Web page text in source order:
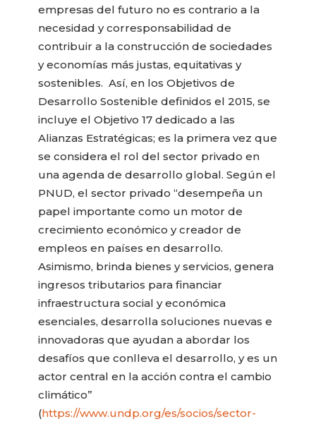
empresas del futuro no es contrario a la
necesidad y corresponsabilidad de
contribuir a la construcción de sociedades
y economías más justas, equitativas y
sostenibles. Así, en los Objetivos de
Desarrollo Sostenible definidos el 2015, se
incluye el Objetivo 17 dedicado a las
Alianzas Estratégicas; es la primera vez que
se considera el rol del sector privado en
una agenda de desarrollo global. Según el
PNUD, el sector privado “desempeña un
papel importante como un motor de
crecimiento económico y creador de
empleos en países en desarrollo.
Asimismo, brinda bienes y servicios, genera
ingresos tributarios para financiar
infraestructura social y económica
esenciales, desarrolla soluciones nuevas e
innovadoras que ayudan a abordar los
desafíos que conlleva el desarrollo, y es un
actor central en la acción contra el cambio
climático”
(https://www.undp.org/es/socios/sector-